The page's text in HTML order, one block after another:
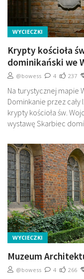
WYCIECZKI
Krypty kościoła
dominikański we
@bowess 4 237
Na turystycznej mapie
Dominkanie przez
krypty kościoła św.
wystawę Skarbiec
WYCIECZKI
Muzeum
@bowess 4 266